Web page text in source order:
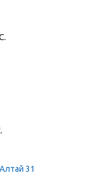
31